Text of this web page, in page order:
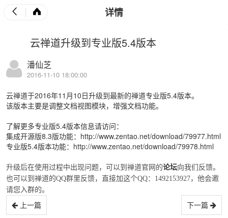
详情
云禅道升级到专业版5.4版本
潘仙芝
2016-11-10 18:00:00
云禅道于2016年11月10日升级到最新的禅道专业版5.4版本。
该版本主要是调整文档视图模块，增强文档功能。
了解更多专业版5.4版本信息请访问：
集成开源版8.3版功能： http://www.zentao.net/download/79977.html
专业版5.4版本功能： http://www.zentao.net/download/79978.html
升级后在使用过程中出现问题，可以到禅道官网的论坛向我们反馈。
也可以到禅道的QQ群里反馈，直接加这个QQ：1492153927，他会邀
请您入群的。
上一篇 下一篇